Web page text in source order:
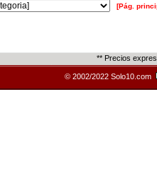
[Pág.
** Precios
© 2002/2022 Solo10.com